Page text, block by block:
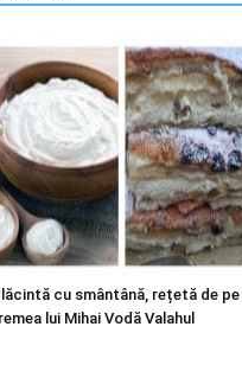
cu smântână, rețetă de pe
lui Mihai Vodă Valahul